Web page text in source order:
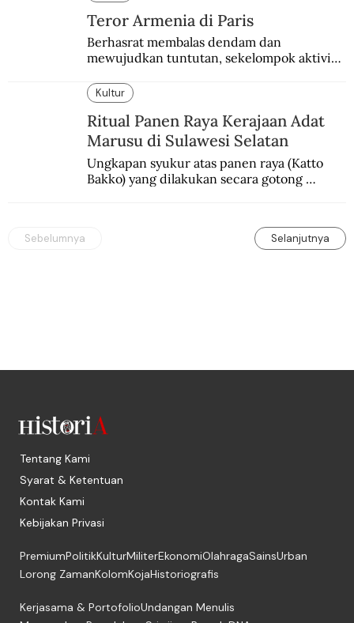
Teror Armenia di Paris
Berhasrat membalas dendam dan
mewujudkan tuntutan, sekelompok aktivis
Paris.
Kultur
Ritual Panen Raya Kerajaan Adat
Marusu di Sulawesi Selatan
Ungkapan syukur atas panen raya (Katto
Bakko) yang dilakukan secara gotong
Sebelumnya Selanjutnya
Tentang Kami
Syarat & Ketentuan
Kontak Kami
Kebijakan Privasi
PremiumPolitikKulturMiliterEkonomiOlahragaSainsUrban
Lorong ZamanKolomKojaHistoriografis
Kerjasama & PortofolioUndangan Menulis